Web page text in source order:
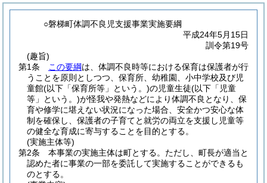
○磐梯町体調不良児支援事業実施要綱
平成24年5月15日
訓令第19号
(趣旨)
第1条
この要綱は、体調不良時等における保育は保護者が行
うことを原則としつつ、保育所、幼稚園、小中学校及び児
童館(以下「保育所等」という。)の児童生徒(以下「児童
等」という。)が怪我や発熱などにより体調不良となり、保
育や修学に堪えない状況になった場合、安全かつ安心な体
制を確保し、保護者の子育てと就労の両立を支援し児童等
の健全な育成に寄与することを目的とする。
(実施主体等)
第2条
本事業の実施主体は町とする。 ただし、町長が適当と
認めた者に事業の一部を委託して実施することができるも
のとする。